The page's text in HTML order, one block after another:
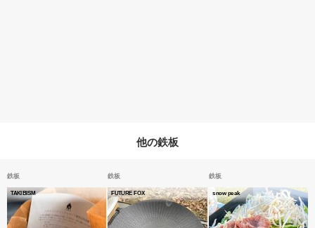
他の鉄板
鉄板
TAKIBISM
鉄板
FUTURE FOX
鉄板
snow peak